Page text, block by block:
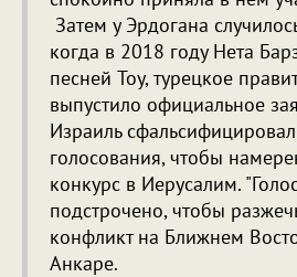
Затем у Эрдогана
когда в 2018 году Нета
песней Toy, турецкое
выпустило официальное
Израиль сфальсифицировал
голосования, чтобы
конкурс в Иерусалим.
подстрочено, чтобы
конфликт на Ближнем
Анкаре.